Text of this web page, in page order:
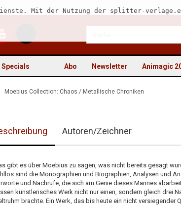
Mit der Nutzung der splitter-
Specials Animagic
Newsletter
Abo
Moebius Collection: Chaos / Metallische Chroniken
Autoren/Zeichner
gibt es über Moebius zu sagen, was nicht bereits gesagt
sind die Monographien und Biographien, Analysen und
und Nachrufe, die sich am Genie dieses Mannes
künstlerisches Werk nicht nur einen, sondern gleich drei
brachte. Ein Werk, das bis heute ein nicht versiegender